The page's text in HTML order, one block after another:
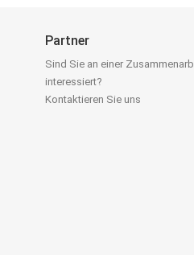
Partner
Sind Sie an einer
interessiert?
Kontaktieren Sie uns